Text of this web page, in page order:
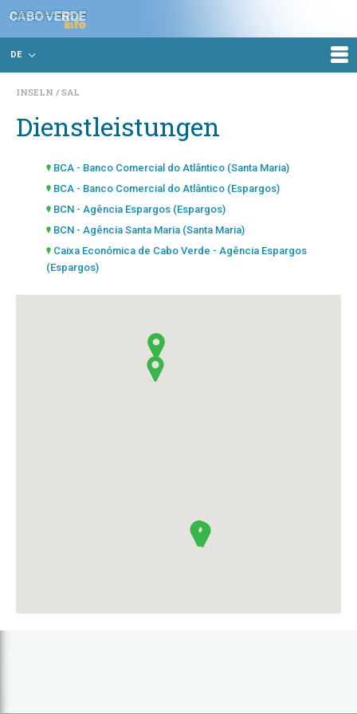
DE
INSELN SAL
Dienstleistungen
BCA - Banco Comercial do Atlântico (Santa Maria)
BCA - Banco Comercial do Atlântico (Espargos)
BCN - Agência Espargos (Espargos)
BCN - Agência Santa Maria (Santa Maria)
Caixa Económica de Cabo Verde - Agência Espargos
(Espargos)
Interatlântico - Agência Santa Maria (Santa Maria)